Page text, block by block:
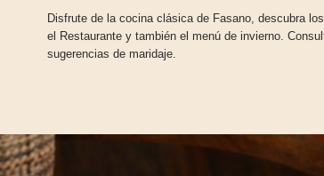
Disfrute de la cocina clásica de Fasano, descubra
el Restaurante y también el menú de invierno.
sugerencias de maridaje.